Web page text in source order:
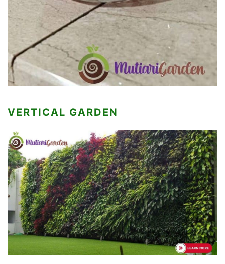
VERTICAL GARDEN